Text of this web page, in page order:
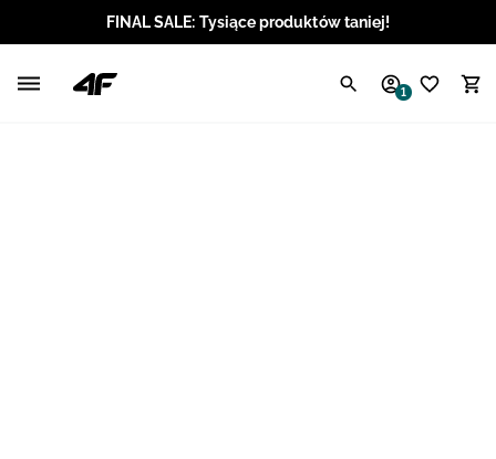
FINAL SALE: Tysiące produktów taniej!
1